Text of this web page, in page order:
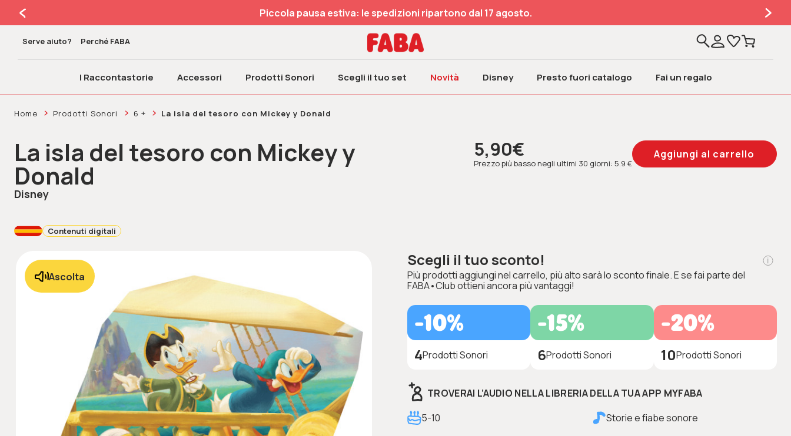
Piccola pausa estiva: le spedizioni ripartono dal 17 agosto.
Serve aiuto? Perché FABA
I Raccontastorie Accessori Prodotti Sonori Scegli il tuo set Novità Disney Presto fuori catalogo Fai un regalo
Home Prodotti Sonori 6 + La isla del tesoro con Mickey y Donald
La isla del tesoro con Mickey y
Donald
Disney
5,90€
Prezzo più basso negli ultimi 30 giorni: 5.9 €
Contenuti digitali
Ascolta
Scegli il tuo sconto!
Più prodotti aggiungi nel carrello, più alto sarà lo sconto finale. E se fai parte del
FABA•Club ottieni ancora più vantaggi!
-10%
4Prodotti Sonori
-15%
6Prodotti Sonori
-20%
10Prodotti Sonori
TROVERAI L’AUDIO NELLA LIBRERIA DELLA TUA APP MYFABA
5-10
Storie e fiabe sonore